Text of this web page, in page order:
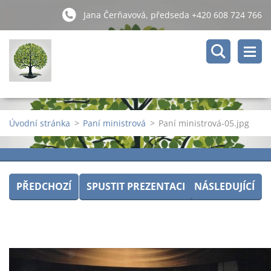
Jana Čerňavová, předseda +420 608 724 766
Úvodní stránka > Paní ministrová > Paní ministrová-05.jpg
PŘEDCHOZÍ SPUSTIT PREZENTACI NÁSLEDUJÍCÍ